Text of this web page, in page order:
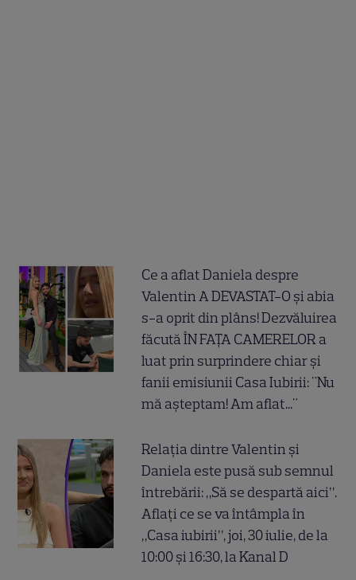
Ce a aflat Daniela despre
Valentin A DEVASTAT-O și abia
s-a oprit din plâns! Dezvăluirea
făcută ÎN FAȚA CAMERELOR a
luat prin surprindere chiar și
fanii emisiunii Casa Iubirii: "Nu
mă așteptam! Am aflat..."
Relația dintre Valentin și
Daniela este pusă sub semnul
întrebării: „Să se despartă aici”.
Aflați ce se va întâmpla în
„Casa iubirii”, joi, 30 iulie, de la
10:00 și 16:30, la Kanal D